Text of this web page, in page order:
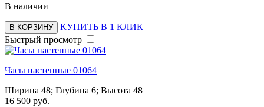
В наличии
В КОРЗИНУ
КУПИТЬ В 1 КЛИК
Быстрый просмотр
Часы настенные 01064
Ширина 48; Глубина 6; Высота 48
16 500 руб.